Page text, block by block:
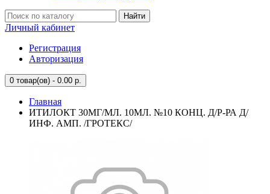
Найти
Личный кабинет
Регистрация
Авторизация
0 товар(ов) - 0.00 р.
Главная
ИТИЛОКТ 30МГ/МЛ. 10МЛ. №10 КОНЦ. Д/Р-РА Д/
ИНФ. АМП. /ГРОТЕКС/